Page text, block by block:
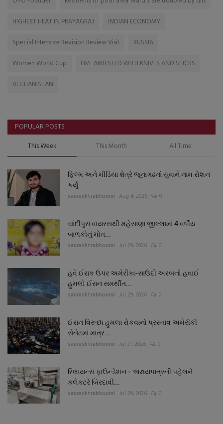
HIGHEST HEAT IN PRAYAGRAJ
INDIAN ECONOMY
Special Intensive Revision Review Visit
RUSSIA
Women World Cup
FIVE ARRESTED WITH KNIVES AND STICKS
AFGHANISTAN
POPULAR POSTS
This Week This Month All Time
ફિલ્મ અને મીડિયા ક્ષેત્રે જૂનાગઢનાં યુવાને નામ રોશન
કર્યું
saurashtrabhoomi Aug 4, 2026 0
ચાંદીપુરા વાયરસથી મહેસાણા જીલ્લામાં 4 વર્ષીય
બાળકીનું મોત...
saurashtrabhoomi Jul 29, 2026 0
હવે ઈરાક ઉપર અમેરીકા-સાઉદી અરબનો હવાઈ
હુમલો ઈરાન સમર્થીત...
saurashtrabhoomi Jul 29, 2026 0
ઈરાન વિરૂધ્ધ હુમલા રોકવાનો પ્રસ્તાવ અમેરીકી
સેનેટમાં માત્ર...
saurashtrabhoomi Jul 31, 2026 0
રિલાયન્સ ફાઉન્ડેશન - અક્ષયપાત્રની પહેલને
કલેક્ટરે બિરદાવી...
saurashtrabhoomi Jul 29, 2026 0